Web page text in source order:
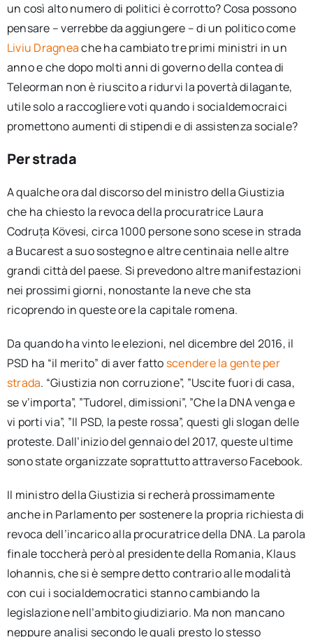
un così alto numero di politici è corrotto? Cosa possono
pensare – verrebbe da aggiungere – di un politico come
Liviu Dragneache ha cambiato tre primi ministri in un
anno e che dopo molti anni di governo della contea di
Teleorman non è riuscito a ridurvi la povertà dilagante,
utile solo a raccogliere voti quando i socialdemocraici
promettono aumenti di stipendi e di assistenza sociale?
Per strada
A qualche ora dal discorso del ministro della Giustizia
che ha chiesto la revoca della procuratrice Laura
Codruța Kövesi, circa 1000 persone sono scese in strada
a Bucarest a suo sostegno e altre centinaia nelle altre
grandi città del paese. Si prevedono altre manifestazioni
nei prossimi giorni, nonostante la neve che sta
ricoprendo in queste ore la capitale romena.
Da quando ha vinto le elezioni, nel dicembre del 2016, il
PSD ha “il merito” di aver fatto scendere la gente per
strada. “Giustizia non corruzione”, ”Uscite fuori di casa,
se v’importa”, ”Tudorel, dimissioni”, ”Che la DNA venga e
vi porti via”, ”Il PSD, la peste rossa”, questi gli slogan delle
proteste. Dall’inizio del gennaio del 2017, queste ultime
sono state organizzate soprattutto attraverso Facebook.
Il ministro della Giustizia si recherà prossimamente
anche in Parlamento per sostenere la propria richiesta di
revoca dell’incarico alla procuratrice della DNA. La parola
finale toccherà però al presidente della Romania, Klaus
Iohannis, che si è sempre detto contrario alle modalità
con cui i socialdemocratici stanno cambiando la
legislazione nell’ambito giudiziario. Ma non mancano
neppure analisi secondo le quali presto lo stesso